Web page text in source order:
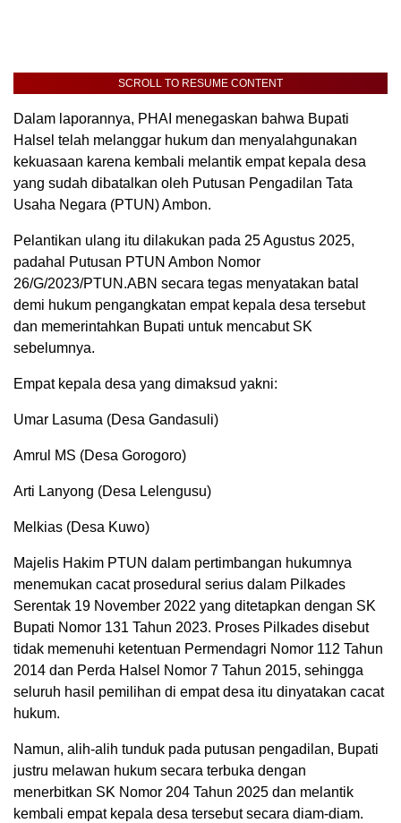
SCROLL TO RESUME CONTENT
Dalam laporannya, PHAI menegaskan bahwa Bupati
Halsel telah melanggar hukum dan menyalahgunakan
kekuasaan karena kembali melantik empat kepala desa
yang sudah dibatalkan oleh Putusan Pengadilan Tata
Usaha Negara (PTUN) Ambon.
Pelantikan ulang itu dilakukan pada 25 Agustus 2025,
padahal Putusan PTUN Ambon Nomor
26/G/2023/PTUN.ABN secara tegas menyatakan batal
demi hukum pengangkatan empat kepala desa tersebut
dan memerintahkan Bupati untuk mencabut SK
sebelumnya.
Empat kepala desa yang dimaksud yakni:
Umar Lasuma (Desa Gandasuli)
Amrul MS (Desa Gorogoro)
Arti Lanyong (Desa Lelengusu)
Melkias (Desa Kuwo)
Majelis Hakim PTUN dalam pertimbangan hukumnya
menemukan cacat prosedural serius dalam Pilkades
Serentak 19 November 2022 yang ditetapkan dengan SK
Bupati Nomor 131 Tahun 2023. Proses Pilkades disebut
tidak memenuhi ketentuan Permendagri Nomor 112 Tahun
2014 dan Perda Halsel Nomor 7 Tahun 2015, sehingga
seluruh hasil pemilihan di empat desa itu dinyatakan cacat
hukum.
Namun, alih-alih tunduk pada putusan pengadilan, Bupati
justru melawan hukum secara terbuka dengan
menerbitkan SK Nomor 204 Tahun 2025 dan melantik
kembali empat kepala desa tersebut secara diam-diam.